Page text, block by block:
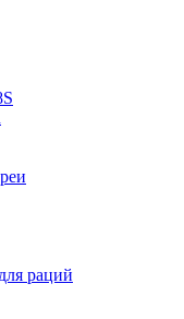
раций